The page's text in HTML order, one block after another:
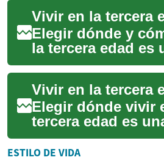
extraordinarias y
Desde destinos
Elegir dónde y
la tercera edad es
decisión que
preferencias
necesidades de
Elegir dónde vivir
tercera edad es
que combina
salud, comodidad
ESTILO DE VIDA